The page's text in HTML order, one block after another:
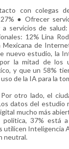
con colegas
● Ofrecer
servicios de
12% Lina
Mexicana de
nuevo estudio, la
la mitad de los
y que un 58%
de la IA para la
otro lado, el
datos del
mucho más
política, 37% está
utilicen Inteligencia
neutral.